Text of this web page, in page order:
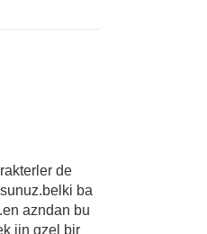
de
ba
azndan bu
iin gzel bir